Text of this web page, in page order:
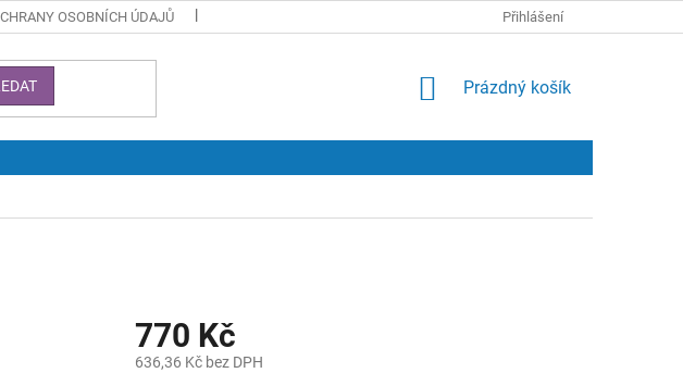
OSOBNÍCH ÚDAJŮ Přihlášení
NÁKUPNÍ
Prázdný košík
770 Kč
636,36 Kč bez DPH